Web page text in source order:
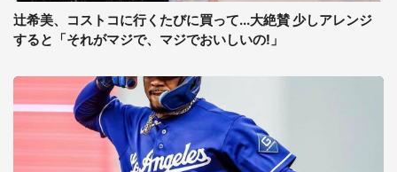
辻希美、コストコに行くたびに買って...大絶賛 少しアレンジ
すると「それがマジで、マジでおいしいの!」